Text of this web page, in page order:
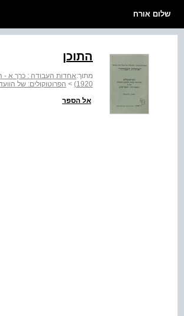
שלום אורח
התוכן
מתוך:
1920)
> הפרוטוקולים: של הוועד
אל הספר